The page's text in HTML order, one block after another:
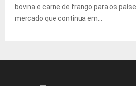
bovina e carne de frango para os
mercado que continua em...